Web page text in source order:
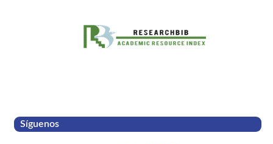
Síguenos